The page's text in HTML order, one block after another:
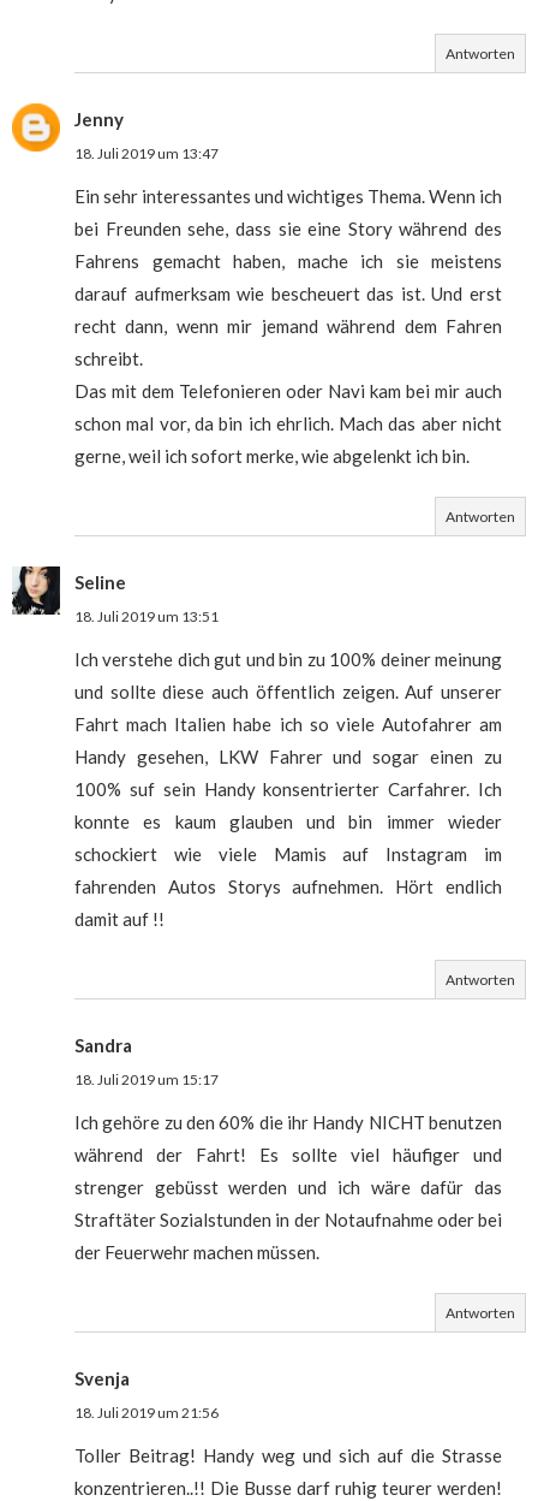
Antworten
Jenny
18. Juli 2019 um 13:47
Ein sehr interessantes und wichtiges Thema. Wenn ich
bei Freunden sehe, dass sie eine Story während des
Fahrens gemacht haben, mache ich sie meistens
darauf aufmerksam wie bescheuert das ist. Und erst
recht dann, wenn mir jemand während dem Fahren
schreibt.
Das mit dem Telefonieren oder Navi kam bei mir auch
schon mal vor, da bin ich ehrlich. Mach das aber nicht
gerne, weil ich sofort merke, wie abgelenkt ich bin.
Antworten
Seline
18. Juli 2019 um 13:51
Ich verstehe dich gut und bin zu 100% deiner meinung
und sollte diese auch öffentlich zeigen. Auf unserer
Fahrt mach Italien habe ich so viele Autofahrer am
Handy gesehen, LKW Fahrer und sogar einen zu
100% suf sein Handy konsentrierter Carfahrer. Ich
konnte es kaum glauben und bin immer wieder
schockiert wie viele Mamis auf Instagram im
fahrenden Autos Storys aufnehmen. Hört endlich
damit auf !!
Antworten
Sandra
18. Juli 2019 um 15:17
Ich gehöre zu den 60% die ihr Handy NICHT benutzen
während der Fahrt! Es sollte viel häufiger und
strenger gebüsst werden und ich wäre dafür das
Straftäter Sozialstunden in der Notaufnahme oder bei
der Feuerwehr machen müssen.
Antworten
Svenja
18. Juli 2019 um 21:56
Toller Beitrag! Handy weg und sich auf die Strasse
konzentrieren..!! Die Busse darf ruhig teurer werden!